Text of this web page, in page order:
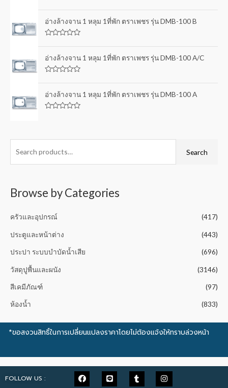
t
o
f
t
e
d
t
o
f
อ่างล้างจาน 1 หลุม 1ที่พัก ตราเพชร รุ่น DMB-100 B
t
e
d
t
o
f
อ่างล้างจาน 1 หลุม 1ที่พัก ตราเพชร รุ่น DMB-100 A/C
t
e
d
o
5
อ่างล้างจาน 1 หลุม 1ที่พัก ตราเพชร รุ่น DMB-100 A
d
o
Search
Browse by Categories
ครัวและอุปกรณ์ (417)
ประตูและหน้าต่าง (443)
ประปา ระบบบำบัดน้ำเสีย (696)
วัสดุปูพื้นและผนัง (3146)
สีเคมีภัณฑ์ (97)
ห้องน้ำ (833)
*ขอสงวนสิทธิ์ในการเปลี่ยนแปลงราคาโดยไม่ต้องแจ้งให้ทราบล่วงหน้า
FOLLOW US :